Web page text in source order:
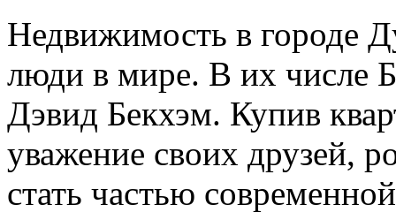
Недвижимость в городе
люди в мире. В их числе
Дэвид Бекхэм. Купив
уважение своих друзей,
стать частью